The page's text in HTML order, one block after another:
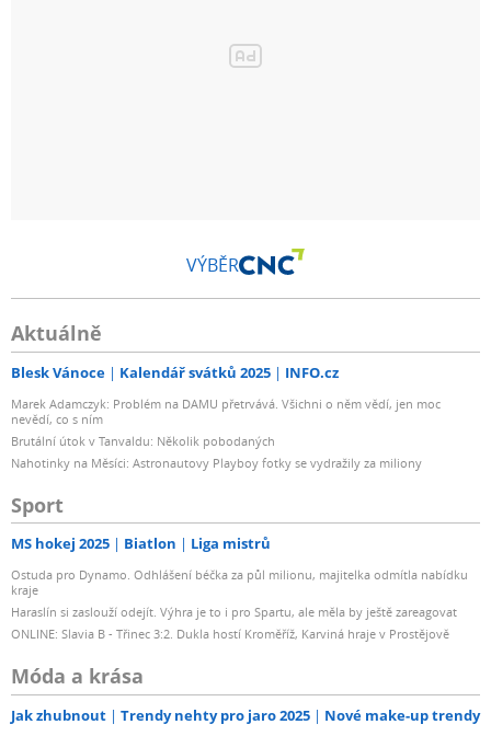
VÝBĚR
Aktuálně
Blesk Vánoce Kalendář svátků 2025 INFO.cz
Marek Adamczyk: Problém na DAMU přetrvává. Všichni o něm vědí, jen moc
nevědí, co s ním
Brutální útok v Tanvaldu: Několik pobodaných
Nahotinky na Měsíci: Astronautovy Playboy fotky se vydražily za miliony
Sport
MS hokej 2025 Biatlon Liga mistrů
Ostuda pro Dynamo. Odhlášení béčka za půl milionu, majitelka odmítla nabídku
kraje
Haraslín si zaslouží odejít. Výhra je to i pro Spartu, ale měla by ještě zareagovat
ONLINE: Slavia B - Třinec 3:2. Dukla hostí Kroměříž, Karviná hraje v Prostějově
Móda a krása
Jak zhubnout Trendy nehty pro jaro 2025 Nové make-up trendy